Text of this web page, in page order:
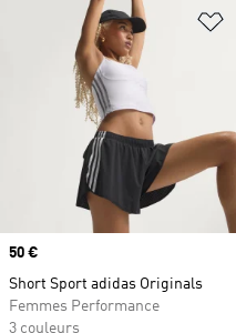
Prix
50 €
Short Sport adidas Originals
Femmes Performance
3 couleurs